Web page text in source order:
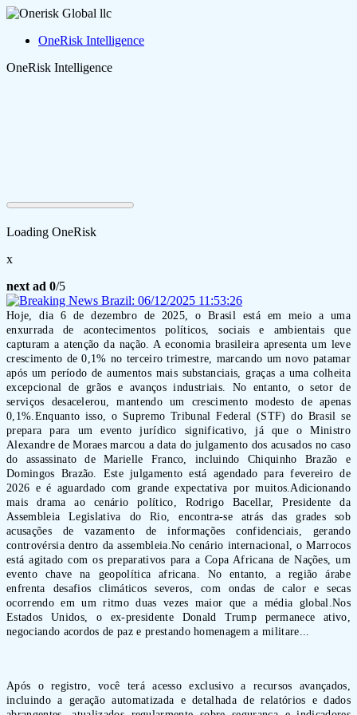
OneRisk Intelligence
OneRisk Intelligence
Loading OneRisk
x
next ad 0/5
Hoje, dia 6 de dezembro de 2025, o Brasil está em meio a uma
enxurrada de acontecimentos políticos, sociais e ambientais que
capturam a atenção da nação. A economia brasileira apresenta um leve
crescimento de 0,1% no terceiro trimestre, marcando um novo patamar
após um período de aumentos mais substanciais, graças a uma colheita
excepcional de grãos e avanços industriais. No entanto, o setor de
serviços desacelerou, mantendo um crescimento modesto de apenas
0,1%.Enquanto isso, o Supremo Tribunal Federal (STF) do Brasil se
prepara para um evento jurídico significativo, já que o Ministro
Alexandre de Moraes marcou a data do julgamento dos acusados no caso
do assassinato de Marielle Franco, incluindo Chiquinho Brazão e
Domingos Brazão. Este julgamento está agendado para fevereiro de
2026 e é aguardado com grande expectativa por muitos.Adicionando
mais drama ao cenário político, Rodrigo Bacellar, Presidente da
Assembleia Legislativa do Rio, encontra-se atrás das grades sob
acusações de vazamento de informações confidenciais, gerando
controvérsia dentro da assembleia.No cenário internacional, o Marrocos
está agitado com os preparativos para a Copa Africana de Nações, um
evento chave na geopolítica africana. No entanto, a região árabe
enfrenta desafios climáticos severos, com ondas de calor e secas
ocorrendo em um ritmo duas vezes maior que a média global.Nos
Estados Unidos, o ex-presidente Donald Trump permanece ativo,
negociando acordos de paz e prestando homenagem a militare...
Após o registro, você terá acesso exclusivo a recursos avançados,
incluindo a geração automatizada e detalhada de relatórios e dados